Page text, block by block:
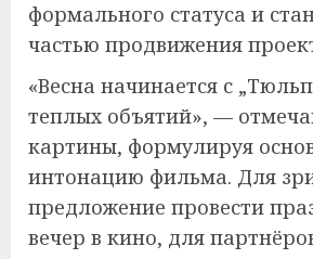
формального статуса и
частью продвижения
«Весна начинается с
теплых объятий», —
картины, формулируя
интонацию фильма. Для
предложение провести
вечер в кино, для